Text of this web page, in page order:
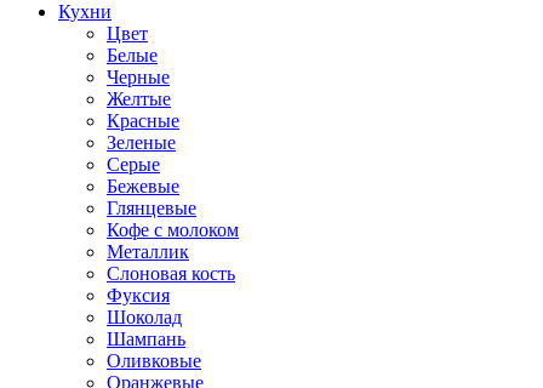
Кухни
Цвет
Белые
Черные
Желтые
Красные
Зеленые
Серые
Бежевые
Глянцевые
Кофе с молоком
Металлик
Слоновая кость
Фуксия
Шоколад
Шампань
Оливковые
Оранжевые